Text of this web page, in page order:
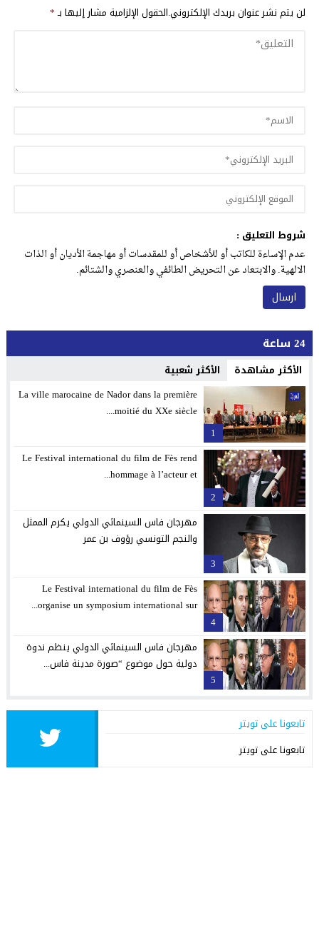
لن يتم نشر عنوان بريدك الإلكتروني.الحقول الإلزامية مشار إليها بـ*
شروط التعليق :
عدم الإساءة للكاتب أو للأشخاص أو للمقدسات أو مهاجمة الأديان أو الذات
الالهية. والابتعاد عن التحريض الطائفي والعنصري والشتائم.
24 ساعة
الأكثر مشاهدة الأكثر شعبية
1
La ville marocaine de Nador dans la première
moitié du XXe siècle....
2
Le Festival international du film de Fès rend
hommage à l’acteur et...
3
مهرجان فاس السينمائي الدولي يكرم الممثل
والنجم التونسي رؤوف بن عمر
4
Le Festival international du film de Fès
organise un symposium international sur...
5
مهرجان فاس السينمائي الدولي ينظم ندوة
دولية حول موضوع “صورة مدينة فاس...
تابعونا على تويتر
تابعونا على تويتر